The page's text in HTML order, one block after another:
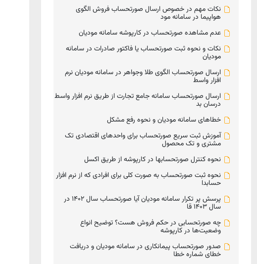
نکات مهم در خصوص ارسال صورتحساب فروش الگوی
هواپیما در سامانه مود
عدم مشاهده صورتحساب در کارپوشه سامانه مودیان
نکات و نحوه ثبت صورتحساب یا فاکتور صادرات در سامانه
مودیان
ارسال صورتحساب الگوی طلا وجواهر در سامانه مودیان نرم
افزار واسط
ارسال صورتحساب سامانه جامع تجارت از طریق نرم افزار واسط
درسان بد
خطاهای سامانه مودیان و نحوه رفع مشکل
آموزش ثبت سریع صورتحساب برای واحدهای اقتصادی تک
مشتری و تک محصول
نحوه کنترل صورتحسابها در کارپوشه از طریق اکسل
نحوه ثبت صورتحساب به صورت کلی برای افرادی که از نرم افزار
حسابدا
پرسش پر تکرار سامانه مودیان آیا صورتحساب سال 1402 در
سال 1403 قا
چه صورتحسابی در حکم فروش هست؟ توضیح انواع
وضعیت‌ها در کارپوشه
صدور صورتحساب پیمانکاری در سامانه مودیان و دریافت
خطای شماره خطا